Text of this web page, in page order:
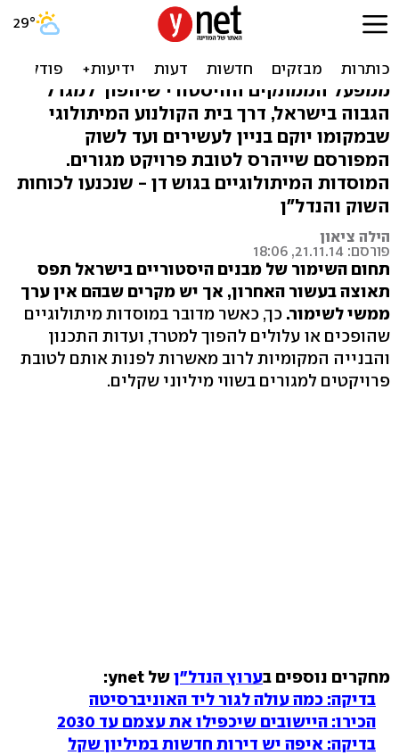
בין שוקולד לפלאפל:
מיתולוגיה שהפכה למגדל
ממפעל הממתקים ההיסטורי שיהפוך למגדל
הגבוה בישראל, דרך בית הקולנוע המיתולוגי
שבמקומו יוקם בניין לעשירים ועד לשוק
המפורסם שייהרס לטובת פרויקט מגורים.
המוסדות המיתולוגיים בגוש דן - שנכנעו לכוחות
השוק והנדל"ן
הילה ציאון
פורסם: 21.11.14, 18:06
תחום השימור של מבנים היסטוריים בישראל תפס
תאוצה בעשור האחרון, אך יש מקרים שבהם אין ערך
ממשי לשימור. כך, כאשר מדובר במוסדות מיתולוגיים
שהופכים או עלולים להפוך למטרד, ועדות התכנון
והבנייה המקומיות לרוב מאשרות לפנות אותם לטובת
פרויקטים למגורים בשווי מיליוני שקלים.
מחקרים נוספים בערוץ הנדל"ןשל ynet:
בדיקה: כמה עולה לגור ליד האוניברסיטה
הכירו: היישובים שיכפילו את עצמם עד 2030
בדיקה: איפה יש דירות חדשות במיליון שקל